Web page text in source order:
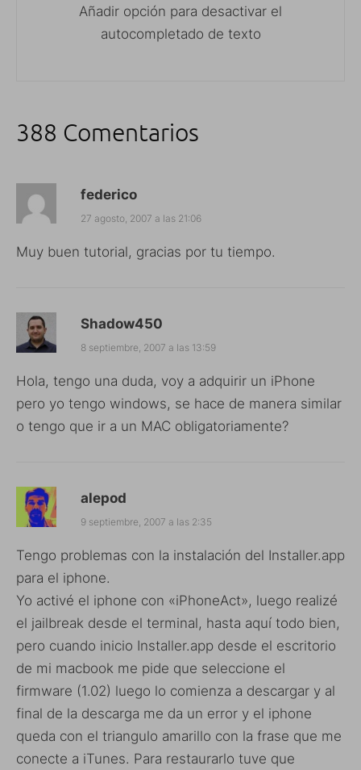
Añadir opción para desactivar el
autocompletado de texto
388 Comentarios
federico
27 agosto, 2007 a las 21:06
Muy buen tutorial, gracias por tu tiempo.
Shadow450
8 septiembre, 2007 a las 13:59
Hola, tengo una duda, voy a adquirir un iPhone
pero yo tengo windows, se hace de manera similar
o tengo que ir a un MAC obligatoriamente?
alepod
9 septiembre, 2007 a las 2:35
Tengo problemas con la instalación del Installer.app
para el iphone.
Yo activé el iphone con «iPhoneAct», luego realizé
el jailbreak desde el terminal, hasta aquí todo bien,
pero cuando inicio Installer.app desde el escritorio
de mi macbook me pide que seleccione el
firmware (1.02) luego lo comienza a descargar y al
final de la descarga me da un error y el iphone
queda con el triangulo amarillo con la frase que me
conecte a iTunes. Para restaurarlo tuve que